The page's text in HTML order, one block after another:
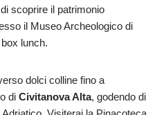
scoprire il patrimonio
il Museo Archeologico di
lunch.
dolci colline fino a
di Civitanova Alta, godendo di